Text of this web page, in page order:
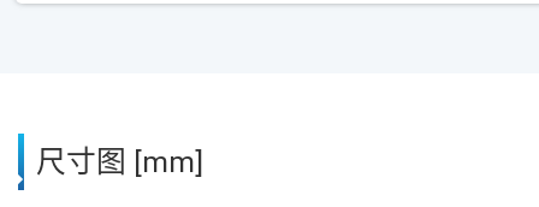
尺寸图 [mm]